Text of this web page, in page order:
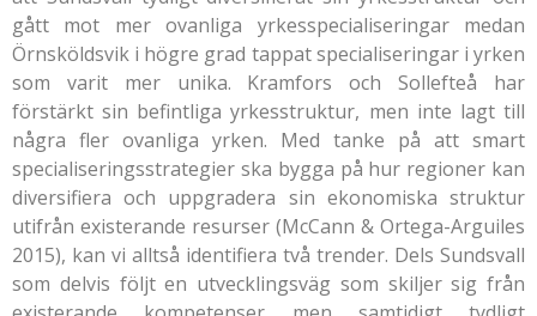
gått mot mer ovanliga yrkesspecialiseringar medan
Örnsköldsvik i högre grad tappat specialiseringar i yrken
som varit mer unika. Kramfors och Sollefteå har
förstärkt sin befintliga yrkesstruktur, men inte lagt till
några fler ovanliga yrken. Med tanke på att smart
specialiseringsstrategier ska bygga på hur regioner kan
diversifiera och uppgradera sin ekonomiska struktur
utifrån existerande resurser (McCann & Ortega-Arguiles
2015), kan vi alltså identifiera två trender. Dels Sundsvall
som delvis följt en utvecklingsväg som skiljer sig från